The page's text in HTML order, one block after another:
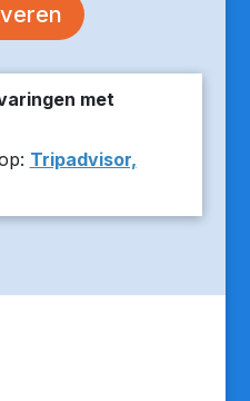
met
Tripadvisor,